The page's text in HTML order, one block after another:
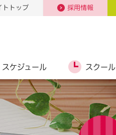
トトップ 採用情報
スケジュール スクール